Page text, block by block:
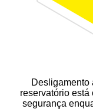
Desligamento
reservatório
segurança